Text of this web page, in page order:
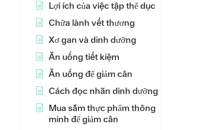
Lợi ích của việc tập thể dục
Chữa lành vết thương
Xơ gan và dinh dưỡng
Ăn uống tiết kiệm
Ăn uống để giảm cân
Cách đọc nhãn dinh dưỡng
Mua sắm thực phẩm thông
minh để giảm cân